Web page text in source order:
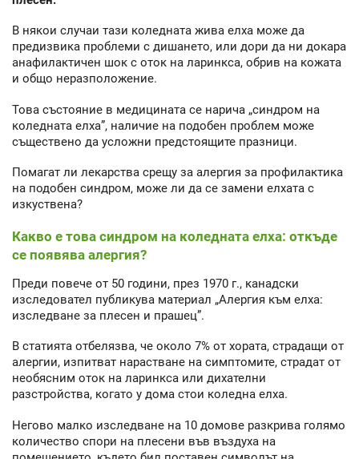
В някои случаи тази коледната жива елха може да
предизвика проблеми с дишането, или дори да ни докара
анафилактичен шок с оток на ларинкса, обрив на кожата
и общо неразположение.
Това състояние в медицината се нарича „синдром на
коледната елха”, наличие на подобен проблем може
съществено да усложни предстоящите празници.
Помагат ли лекарства срещу за алергия за профилактика
на подобен синдром, може ли да се замени елхата с
изкуствена?
Какво е това синдром на коледната елха: откъде
се появява алергия?
Преди повече от 50 години, през 1970 г., канадски
изследовател публикува материал „Алергия към елха:
изследване за плесен и прашец”.
В статията отбелязва, че около 7% от хората, страдащи от
алергии, изпитват нарастване на симптомите, страдат от
необясним оток на ларинкса или дихателни
разстройства, когато у дома стои коледна елха.
Негово малко изследване на 10 домове разкрива голямо
количество спори на плесени във въздуха на